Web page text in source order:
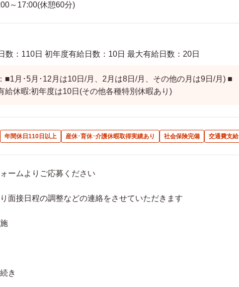
～17:00(休憩60分)
数：110日 初年度有給日数：10日 最大有給日数：20日
■1月･5月･12月は10日/月、2月は8日/月、その他の月は9日/月) ■
給休暇:初年度は10日(その他各種特別休暇あり)
年間休日110日以上 産休･育休･介護休暇取得実績あり 社会保険完備 交通費支給
ームよりご応募ください
面接日程の調整などの連絡をさせていただきます
き